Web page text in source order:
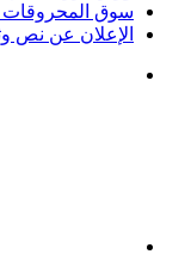
سوق المحروقات
الإعلان عن نص